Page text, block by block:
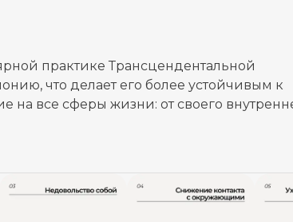
практике Трансцендентальной
что делает его более устойчивым к
на все сферы жизни: от своего